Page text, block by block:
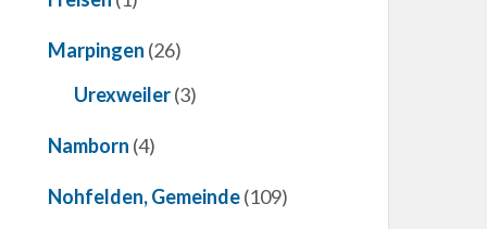
Marpingen (26)
Urexweiler(3)
Namborn (4)
Nohfelden, Gemeinde(109)